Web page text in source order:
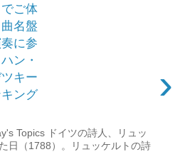
ご体
名盤
に参
ン・
キー
ング
›
Topics ドイツの詩人、リュッ
日（1788）。リュッケルトの詩